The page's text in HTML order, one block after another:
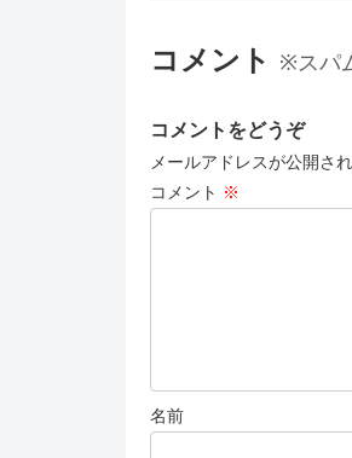
コメント ※スパ
コメントをどうぞ
メールアドレスが公開さ
コメント ※
名前